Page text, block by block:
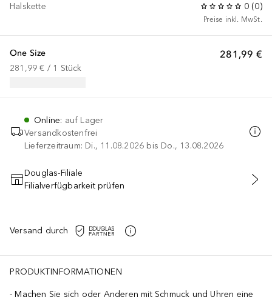
Halskette 0 (0)
Preise inkl. MwSt.
281,99 €
One Size
281,99 € / 1 Stück
Online: auf Lager
Versandkostenfrei
Lieferzeitraum: Di., 11.08.2026 bis Do., 13.08.2026
IN DEN WARENKORB
Douglas-Filiale
Filialverfügbarkeit prüfen
Versand durch
PRODUKTINFORMATIONEN
Machen Sie sich oder Anderen mit Schmuck und Uhren eine